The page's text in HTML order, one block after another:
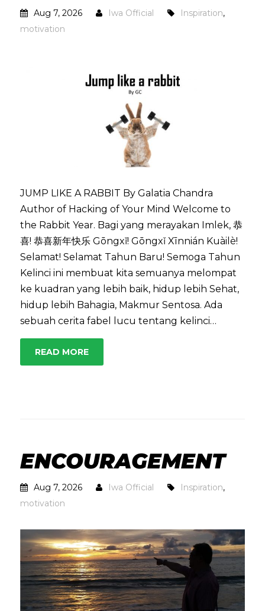
Aug 7, 2026 Iwa Official Inspiration,
motivation
JUMP LIKE A RABBIT By Galatia Chandra
Author of Hacking of Your Mind Welcome to
the Rabbit Year. Bagi yang merayakan Imlek, 恭
喜! 恭喜新年快乐 Gōngxǐ! Gōngxǐ Xīnnián Kuàilè!
Selamat! Selamat Tahun Baru! Semoga Tahun
Kelinci ini membuat kita semuanya melompat
ke kuadran yang lebih baik, hidup lebih Sehat,
hidup lebih Bahagia, Makmur Sentosa. Ada
sebuah cerita fabel lucu tentang kelinci…
READ MORE
ENCOURAGEMENT
Aug 7, 2026 Iwa Official Inspiration,
motivation